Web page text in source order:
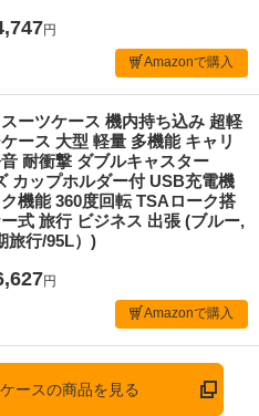
円
Amazonで購入
ーツケース 機内持ち込み 超軽
ース 大型 軽量 多機能 キャリ
耐衝撃 ダブルキャスター
カップホルダー付 USB充電機
機能 360度回転 TSAローク搭
式 旅行 ビジネス 出張 (ブルー,
旅行/95L）)
円
Amazonで購入
ースの商品を見る